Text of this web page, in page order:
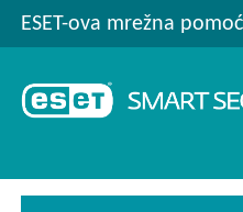
ESET-ova mrežna pomoć